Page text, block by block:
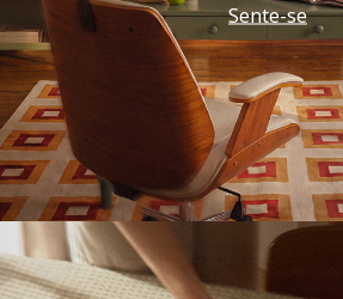
Sente-se